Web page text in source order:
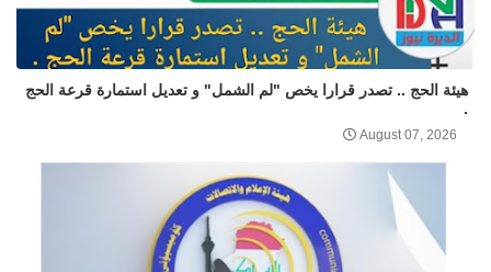
هيئة الحج .. تصدر قرارا يخص "لم الشمل" و تعديل استمارة قرعة الحج
.
August 07, 2026